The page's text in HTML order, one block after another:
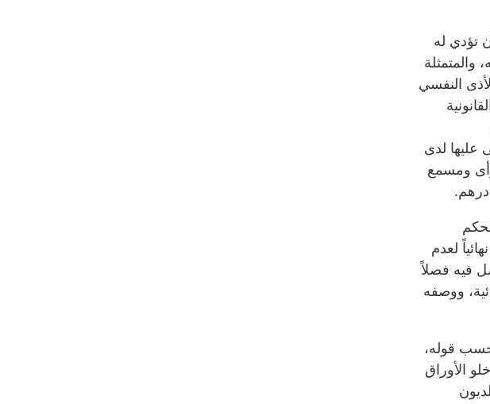
تؤدي له
والمتمثلة
النفسي
عليها لدى
ومسمع
لعدم
فيه فصلاً
ووصفه
قوله،
الأوراق